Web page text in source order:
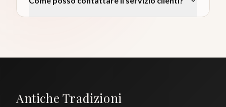
Antiche Tradizioni